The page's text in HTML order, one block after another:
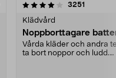
3251
Klädvård
Noppborttagare
Vårda kläder och andra
ta bort noppor och ludd.
4.5av 5 stjärnor